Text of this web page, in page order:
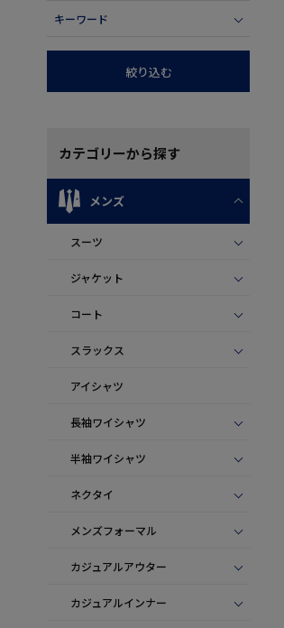
キーワード
絞り込む
カテゴリーから探す
メンズ
スーツ
ジャケット
コート
スラックス
アイシャツ
長袖ワイシャツ
半袖ワイシャツ
ネクタイ
メンズフォーマル
カジュアルアウター
カジュアルインナー